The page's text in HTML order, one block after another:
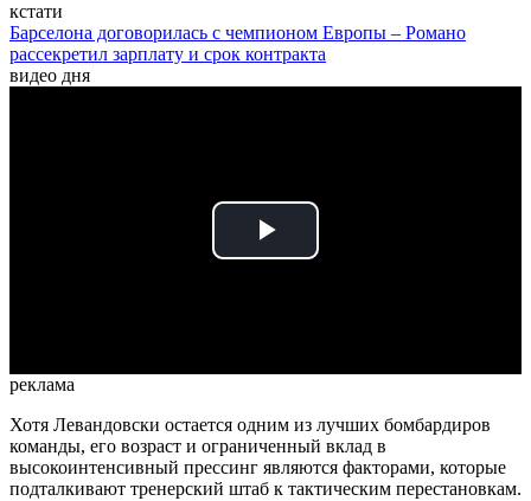
кстати
Барселона договорилась с чемпионом Европы – Романо
рассекретил зарплату и срок контракта
видео дня
Play
реклама
Хотя Левандовски остается одним из лучших бомбардиров
команды, его возраст и ограниченный вклад в
высокоинтенсивный прессинг являются факторами, которые
подталкивают тренерский штаб к тактическим перестановкам.